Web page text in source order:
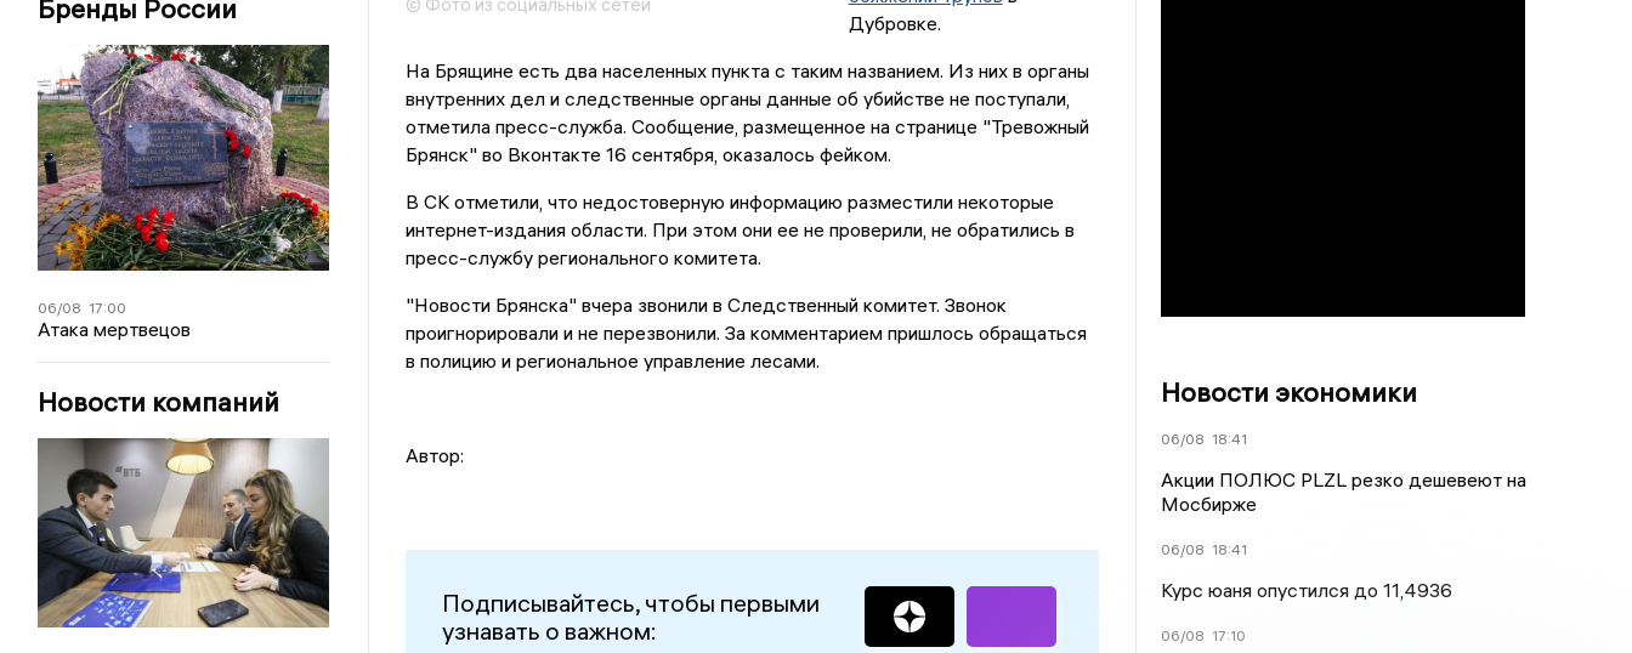
Бренды России
06/08 17:00
Атака мертвецов
Новости компаний
Дубровке.
На Брящине есть два населенных пункта с таким названием. Из них в органы
внутренних дел и следственные органы данные об убийстве не поступали,
отметила пресс-служба. Сообщение, размещенное на странице "Тревожный
Брянск" во Вконтакте 16 сентября, оказалось фейком.
В СК отметили, что недостоверную информацию разместили некоторые
интернет-издания области. При этом они ее не проверили, не обратились в
пресс-службу регионального комитета.
"Новости Брянска" вчера звонили в Следственный комитет. Звонок
проигнорировали и не перезвонили. За комментарием пришлось обращаться
в полицию и региональное управление лесами.
Автор:
Подписывайтесь, чтобы первыми
узнавать о важном:
Новости экономики
06/08 18:41
Акции ПОЛЮС PLZL резко дешевеют на
Мосбирже
06/08 18:41
Курс юаня опустился до 11,4936
06/08 17:10